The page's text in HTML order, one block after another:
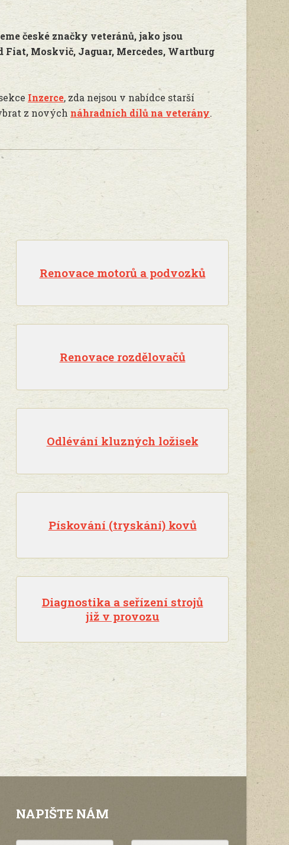
české značky veteránů, jako jsou
Moskvič, Jaguar, Mercedes, Wartburg
Inzerce, zda nejsou v nabídce starší
z nových náhradních dílů na veterány.
Renovace motorů a podvozků
Renovace rozdělovačů
Odlévání kluzných ložisek
Pískování (tryskání) kovů
Diagnostika a seřízení strojů
již v provozu
NAPIŠTE NÁM